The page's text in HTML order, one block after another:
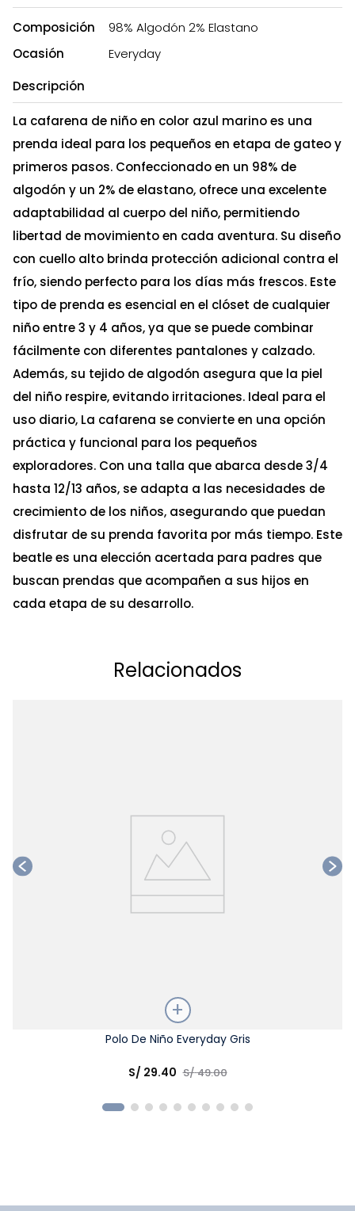
Composición
98% Algodón 2% Elastano
Ocasión
Everyday
Descripción
La cafarena de niño en color azul marino es una
prenda ideal para los pequeños en etapa de gateo y
primeros pasos. Confeccionado en un 98% de
algodón y un 2% de elastano, ofrece una excelente
adaptabilidad al cuerpo del niño, permitiendo
libertad de movimiento en cada aventura. Su diseño
con cuello alto brinda protección adicional contra el
frío, siendo perfecto para los días más frescos. Este
tipo de prenda es esencial en el clóset de cualquier
niño entre 3 y 4 años, ya que se puede combinar
fácilmente con diferentes pantalones y calzado.
Además, su tejido de algodón asegura que la piel
del niño respire, evitando irritaciones. Ideal para el
uso diario, La cafarena se convierte en una opción
práctica y funcional para los pequeños
exploradores. Con una talla que abarca desde 3/4
hasta 12/13 años, se adapta a las necesidades de
crecimiento de los niños, asegurando que puedan
disfrutar de su prenda favorita por más tiempo. Este
beatle es una elección acertada para padres que
buscan prendas que acompañen a sus hijos en
cada etapa de su desarrollo.
Relacionados
Polo De Niño Everyday Gris
S/ 29.40 S/49.00